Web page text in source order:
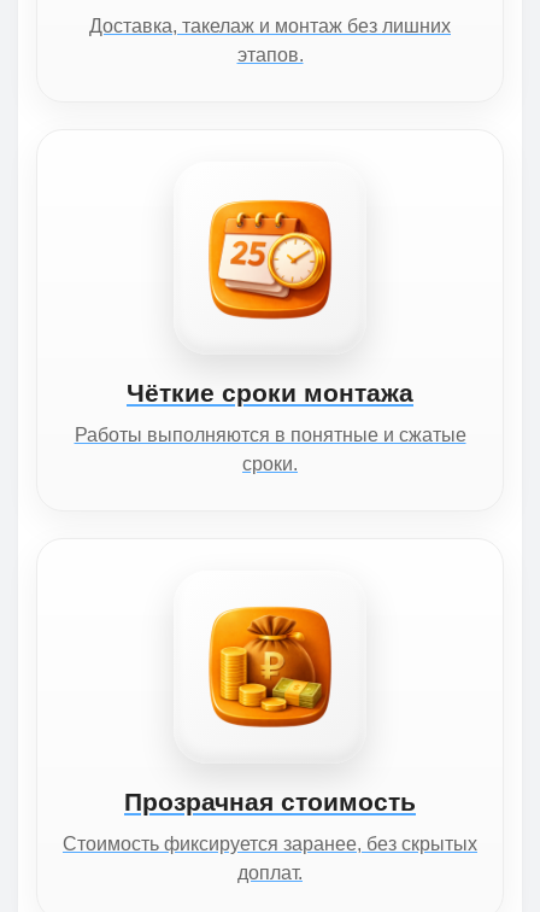
Доставка, такелаж и монтаж без лишних
этапов.
Чёткие сроки монтажа
Работы выполняются в понятные и сжатые
сроки.
Прозрачная стоимость
Стоимость фиксируется заранее, без скрытых
доплат.